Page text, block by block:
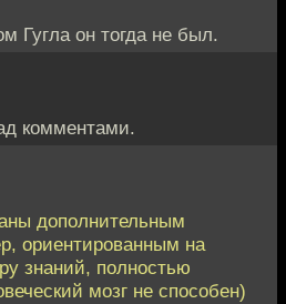
Гугла он тогда не был.
комментами.
дополнительным
ориентированным на
знаний, полностью
мозг не способен)